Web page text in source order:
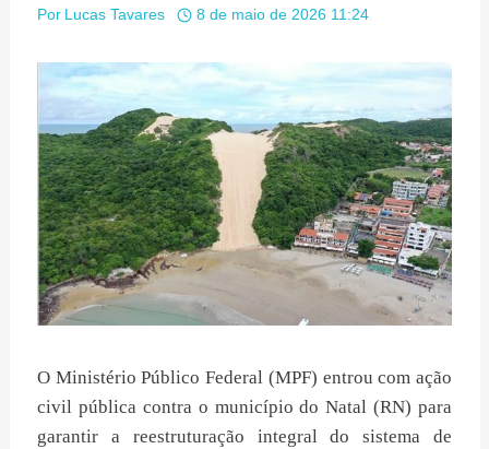
Por Lucas Tavares 8 de maio de 2026 11:24
O Ministério Público Federal (MPF) entrou com ação
civil pública contra o município do Natal (RN) para
garantir a reestruturação integral do sistema de